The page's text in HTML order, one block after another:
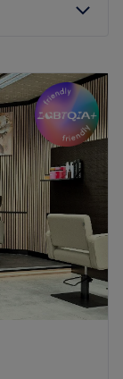
– 18:00
–18:00
–18:00
16:00
ist eine
im
individuelle
im
in